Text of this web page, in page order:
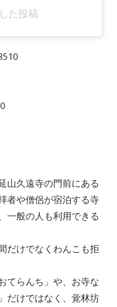
た投稿
山久遠寺の門前にある
者や僧侶が宿泊する寺
一般の人も利用できる
だけでなくわんこも拒
てらんち」や、お寺な
だけではなく、覚林坊